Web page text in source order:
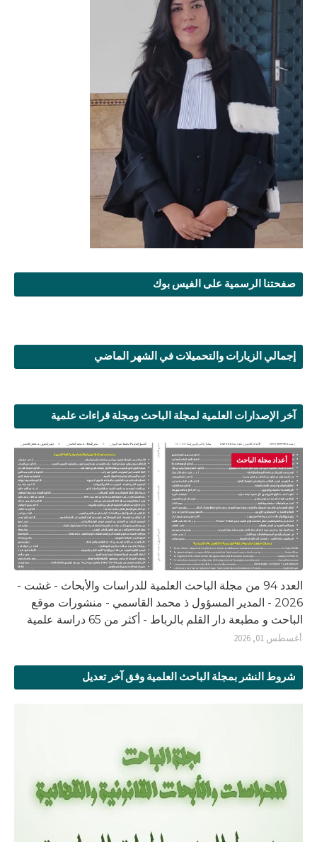
صفحتنا الرسمية على الفيس بوك
إجمالي الزيارات والتحميلات في الشهر الماضي
آخر الإصدارات العلمية لمجلة الباحث ومجلة قراءات علمية
أعداد مجلة الباحث
العدد 94 من مجلة الباحث العلمية للدراسات والأبحاث - غشت -
2026 - المدير المسؤول ذ محمد القاسمي - منشورات موقع
الباحث و مطبعة دار القلم بالرباط - أكثر من 65 دراسة علمية
أغسطس 01, 2026
شروط النشر بمجلة الباحث العلمية وفق آخر تعديل